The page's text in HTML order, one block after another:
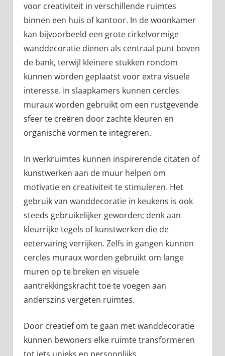
voor creativiteit in verschillende ruimtes
binnen een huis of kantoor. In de woonkamer
kan bijvoorbeeld een grote cirkelvormige
wanddecoratie dienen als centraal punt boven
de bank, terwijl kleinere stukken rondom
kunnen worden geplaatst voor extra visuele
interesse. In slaapkamers kunnen cercles
muraux worden gebruikt om een rustgevende
sfeer te creëren door zachte kleuren en
organische vormen te integreren.
In werkruimtes kunnen inspirerende citaten of
kunstwerken aan de muur helpen om
motivatie en creativiteit te stimuleren. Het
gebruik van wanddecoratie in keukens is ook
steeds gebruikelijker geworden; denk aan
kleurrijke tegels of kunstwerken die de
eetervaring verrijken. Zelfs in gangen kunnen
cercles muraux worden gebruikt om lange
muren op te breken en visuele
aantrekkingskracht toe te voegen aan
anderszins vergeten ruimtes.
Door creatief om te gaan met wanddecoratie
kunnen bewoners elke ruimte transformeren